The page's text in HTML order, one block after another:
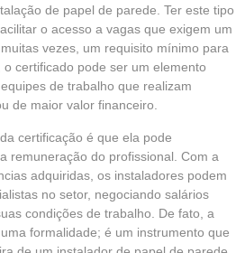
de papel de parede. Ter este tipo
o acesso a vagas que exigem um
vezes, um requisito mínimo para
certificado pode ser um elemento
de trabalho que realizam
de maior valor financeiro.
certificação é que ela pode
remuneração do profissional. Com a
adquiridas, os instaladores podem
no setor, negociando salários
condições de trabalho. De fato, a
formalidade; é um instrumento que